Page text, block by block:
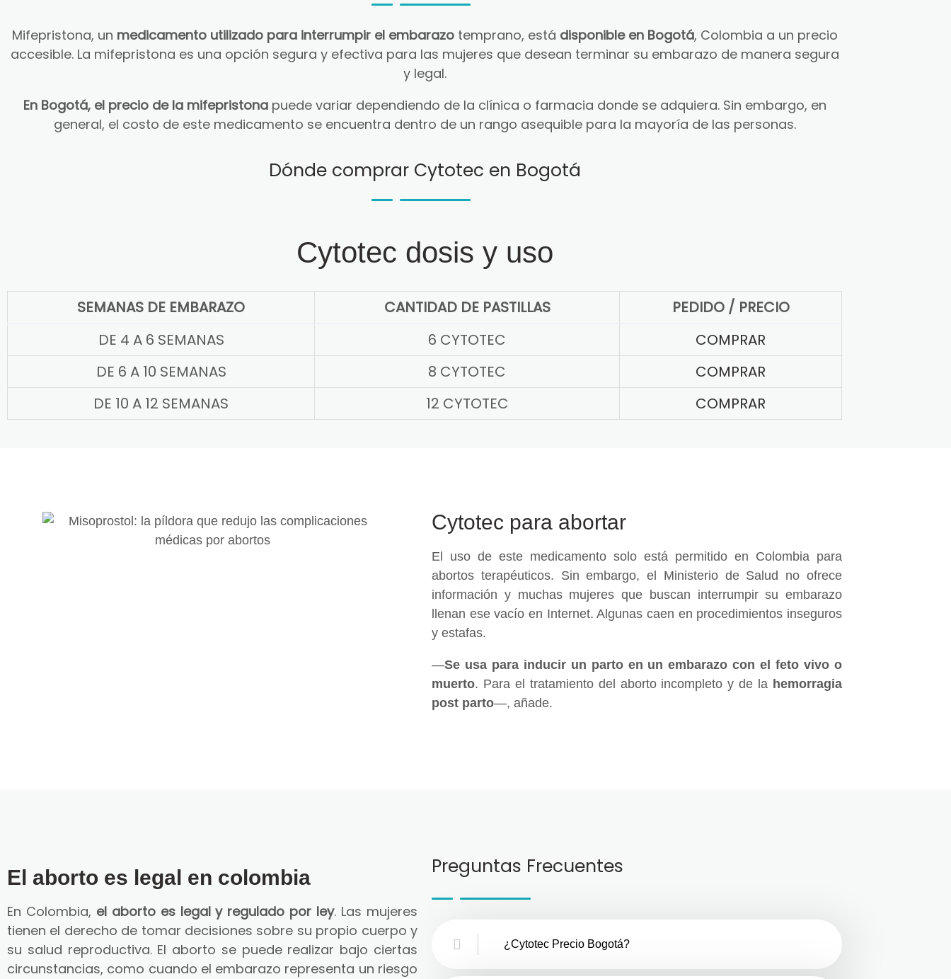
Mifepristona, un medicamento utilizado para interrumpir el embarazotemprano, está disponible en Bogotá, Colombia a un precio
accesible. La mifepristona es una opción segura y efectiva para las mujeres que desean terminar su embarazo de manera segura
y legal.
En Bogotá, el precio de la mifepristonapuede variar dependiendo de la clínica o farmacia donde se adquiera. Sin embargo, en
general, el costo de este medicamento se encuentra dentro de un rango asequible para la mayoría de las personas.
Dónde comprar Cytotec en Bogotá
Cytotec dosis y uso
SEMANAS DE EMBARAZO CANTIDAD DE PASTILLAS
PEDIDO / PRECIO
DE 4 A 6 SEMANAS
6 CYTOTEC
COMPRAR
DE 6 A 10 SEMANAS
8 CYTOTEC
COMPRAR
DE 10 A 12 SEMANAS
12 CYTOTEC COMPRAR
Cytotec para abortar
El uso de este medicamento solo está permitido en Colombia para
abortos terapéuticos. Sin embargo, el Ministerio de Salud no ofrece
información y muchas mujeres que buscan interrumpir su embarazo
llenan ese vacío en Internet. Algunas caen en procedimientos inseguros
y estafas.
—Se usa para inducir un parto en un embarazo con el feto vivo o
muerto. Para el tratamiento del aborto incompleto y de la hemorragia
post parto—, añade.
El aborto es legal en colombia
En Colombia, el aborto es legal y regulado por ley. Las mujeres
tienen el derecho de tomar decisiones sobre su propio cuerpo y
su salud reproductiva. El aborto se puede realizar bajo ciertas
circunstancias, como cuando el embarazo representa un riesgo
Preguntas Frecuentes
¿Cytotec Precio Bogotá?